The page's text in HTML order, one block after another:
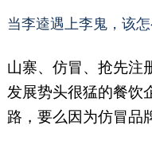
当李逵遇上李鬼，该怎
山寨、仿冒、抢先
发展势头很猛的餐饮
路，要么因为仿冒品